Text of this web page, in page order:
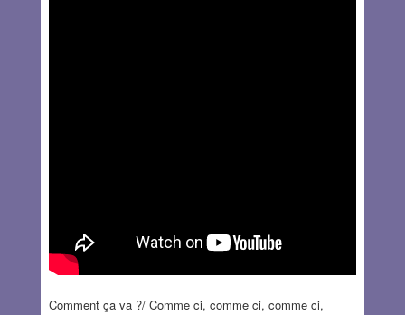
Comment ça va ?/ Comme ci, comme ci, comme ci,